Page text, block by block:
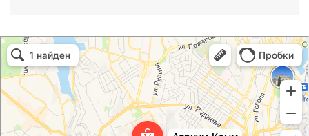
Атриум-Крым
Системы водоснабжения, отопления, канализации в Севастополе
Снабжение строительных объектов в Севастополе